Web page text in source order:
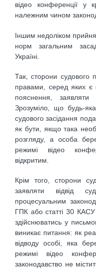
відео конференції у
належним чином
Іншим недоліком
норм загальним
Україні.
Так, сторони судового
правами, серед яких є
пояснення,
Зрозуміло, що будь-
судового засідання
як бути, якщо така
розгляду, а особа
режимі відео
відкритим.
Крім того, сторони
заявляти відвід
процесуальним
ГПК або статті 30 КАСУ
здійснюватись у
виникає питання: як
відводу особі, яка
режимі відео
законодавство не